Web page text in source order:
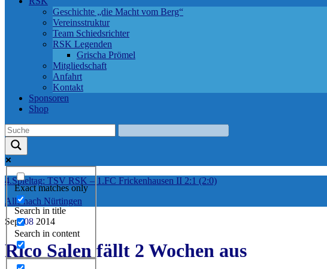
Geschichte „die Macht vom Berg“
Vereinsstruktur
Team Schiedsrichter
RSK Legenden
Grischa Prömel
Mitgliedschaft
Anfahrt
Kontakt
Sponsoren
Shop
Exact matches only
Search in title
Search in content
4.Spieltag: TSV RSK – 1.FC Frickenhausen II 2:1 (2:0)
Alle nach Nürtingen
Sep. 08 2014
Rico Salen fällt 2 Wochen aus